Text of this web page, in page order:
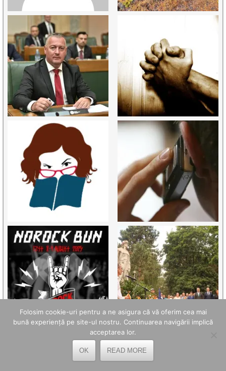
Folosim cookie-uri pentru a ne asigura că vă oferim cea mai
bună experiență pe site-ul nostru. Continuarea navigării implică
acceptarea lor.
OK READ MORE